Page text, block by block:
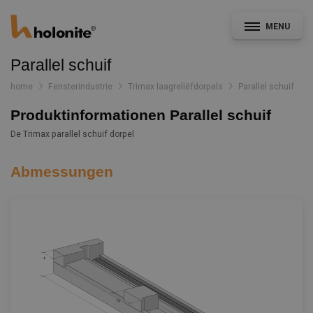
MENU
Allgemein
Fassade & Ausbau
Dokumentation
Nachrichten
Parallel schuif
home Fensterindustrie Trimax laagreliëfdorpels Parallel schuif
Produktinformationen Parallel schuif
De Trimax parallel schuif dorpel
Abmessungen